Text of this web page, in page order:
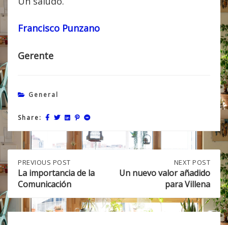
Francisco Punzano
Gerente
General
Share:
Post
navigation
PREVIOUS
POST:
LA
IMPORTANCIA
DE
LA
PREVIOUS POST
La importancia de la
Comunicación
POST:
VALOR
AÑADIDO
NEXT POST
Un nuevo valor añadido
para Villena